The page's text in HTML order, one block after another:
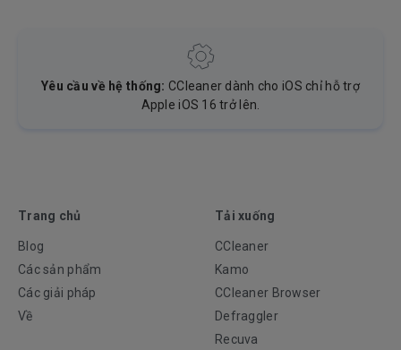
Yêu cầu về hệ thống: CCleaner dành cho iOS chỉ hỗ trợ
Apple iOS 16 trở lên.
Trang chủ
Blog
Các sản phẩm
Các giải pháp
Về
Tải xuống
CCleaner
Kamo
CCleaner Browser
Defraggler
Recuva